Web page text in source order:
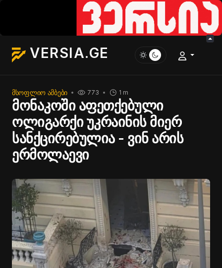
VERSIA.GE
ᲛᲡᲝᲤᲚᲘᲝ ᲐᲛᲑᲔᲑᲘ 1 m
773
მონაკოში აფეთქებული
ოლიგარქი უკრაინის მიერ
სანქცირებულია - ვინ არის
ერმოლაევი